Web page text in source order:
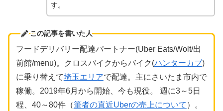
す。
この記事を書いた人
フードデリバリー配達パートナー(Uber Eats/Wolt/出
前館/menu)。クロスバイクからバイク(ハンターカブ)
に乗り替えて埼玉エリアで配達。主にさいたま市内で
稼働。2019年6月から開始、今も現役。 週に3～5日
程、40～80件（筆者の直近Uberの売上について ）。